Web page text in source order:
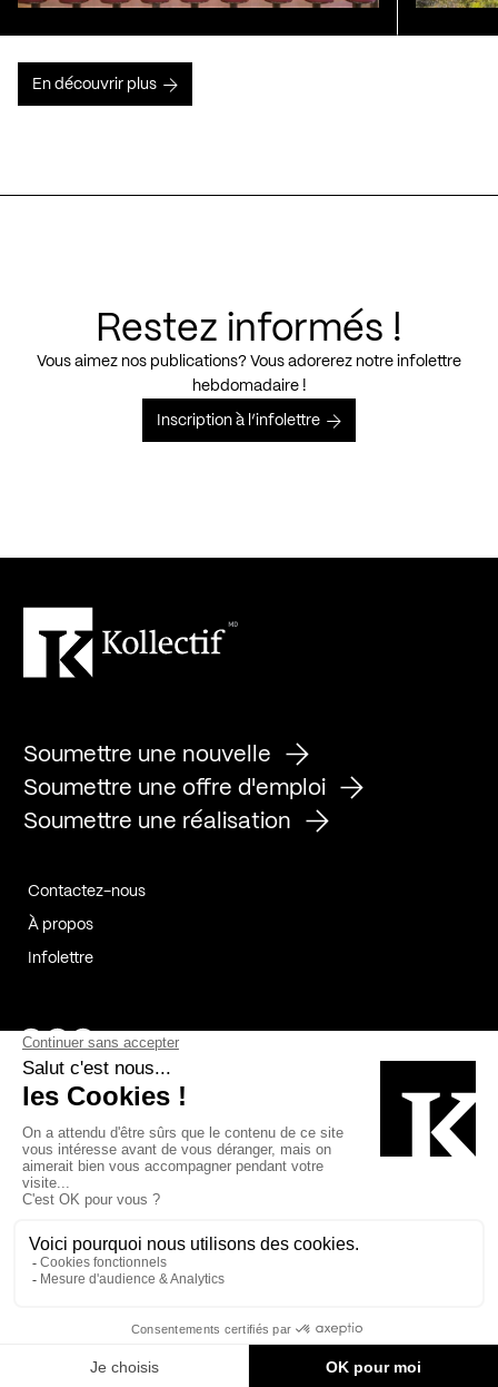
En découvrir plus
Restez informés !
Vous aimez nos publications? Vous adorerez notre infolettre
hebdomadaire !
Inscription à l’infolettre
Soumettre une nouvelle
Soumettre une offre d'emploi
Soumettre une réalisation
Contactez-nous
À propos
Infolettre
Page Facebook de Kollectif
Page Instagram de Kollectif
Page Linkedin de Kollectif
Bâtiment-Durable-Québec-1
Esquisses-1IRAC-1
MP-1 v2com-1
Cookies